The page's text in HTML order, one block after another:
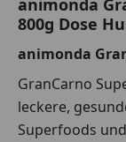
animonda
800g Dose
animonda
GranCarno
leckere,
Superfoods